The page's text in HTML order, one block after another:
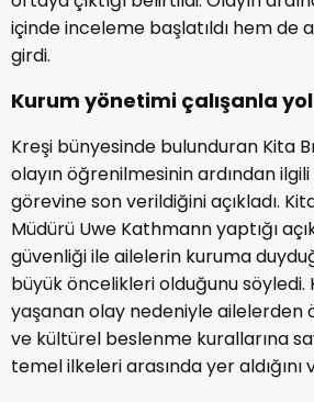
içinde inceleme başlatıldı hem de
girdi.
Kurum yönetimi çalışanla
Kreşi bünyesinde bulunduran Kita
olayın öğrenilmesinin ardından
görevine son verildiğini açıkladı.
Müdürü Uwe Kathmann yaptığı
güvenliği ile ailelerin kuruma
büyük öncelikleri olduğunu söyledi.
yaşanan olay nedeniyle ailelerden
ve kültürel beslenme kurallarına
temel ilkeleri arasında yer aldığını